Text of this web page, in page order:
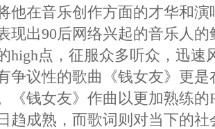
他在音乐创作方面的才华和
现出90后网络兴起的音乐人
high点，征服众多听众，迅速
争议性的歌曲《钱女友》更是
《钱女友》作曲以更加熟练
趋成熟，而歌词则对当下的